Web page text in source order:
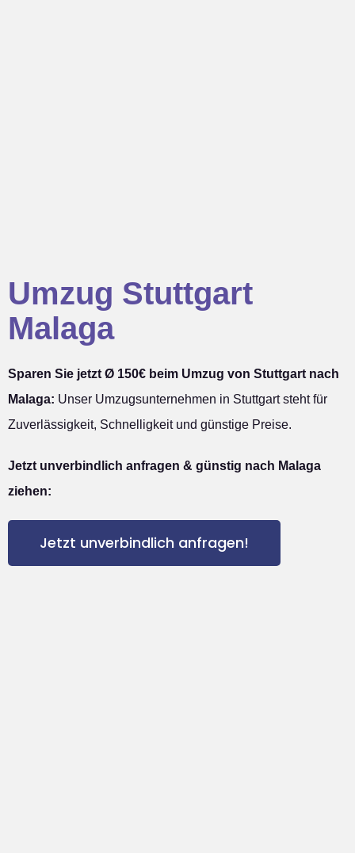
Umzug Stuttgart
Malaga
Sparen Sie jetzt Ø 150€ beim Umzug von Stuttgart nach
Malaga: Unser Umzugsunternehmen in Stuttgart steht für
Zuverlässigkeit, Schnelligkeit und günstige Preise.
Jetzt unverbindlich anfragen & günstig nach Malaga
ziehen:
Jetzt unverbindlich anfragen!